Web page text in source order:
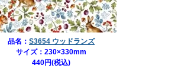
品名： S3654 ウッドランズ
サイズ：230×330mm
440円(税込)